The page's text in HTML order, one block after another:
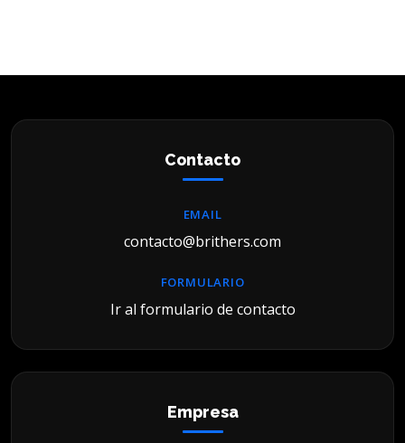
Contacto
EMAIL
contacto@brithers.com
FORMULARIO
Ir al formulario de contacto
Empresa